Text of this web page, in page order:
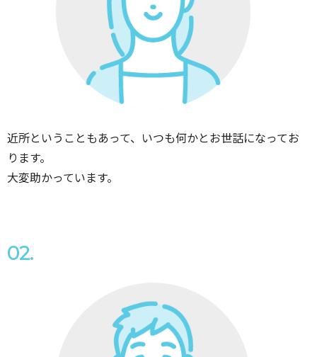
近所ということもあって、いつも何かとお世話になってお
ります。
大変助かっています。
02.